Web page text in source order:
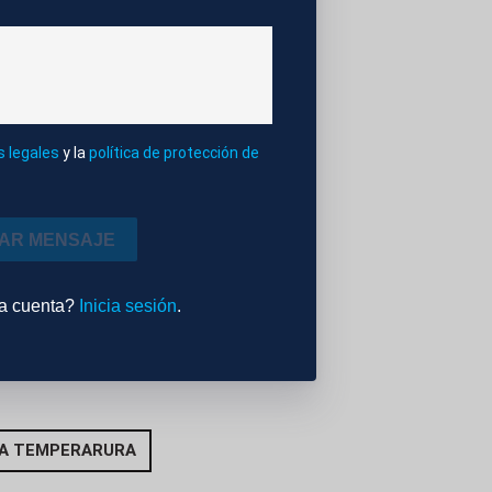
legales y la política de protección de
MENSAJE
cuenta? Inicia sesión.
TEMPERARURA